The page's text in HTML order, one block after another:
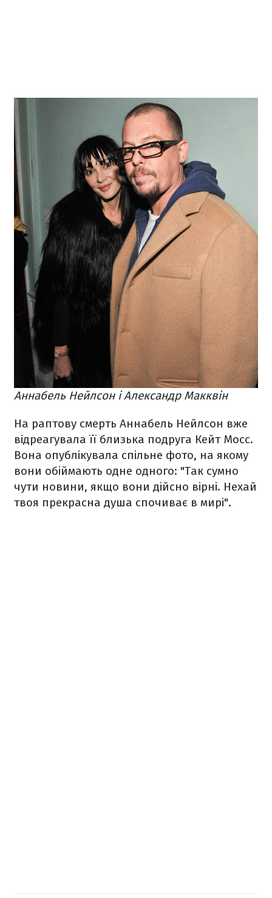
Аннабель Нейлсон і Александр Макквін
На раптову смерть Аннабель Нейлсон вже
відреагувала її близька подруга Кейт Мосс.
Вона опублікувала спільне фото, на якому
вони обіймають одне одного: "Так сумно
чути новини, якщо вони дійсно вірні. Нехай
твоя прекрасна душа спочиває в мирі".